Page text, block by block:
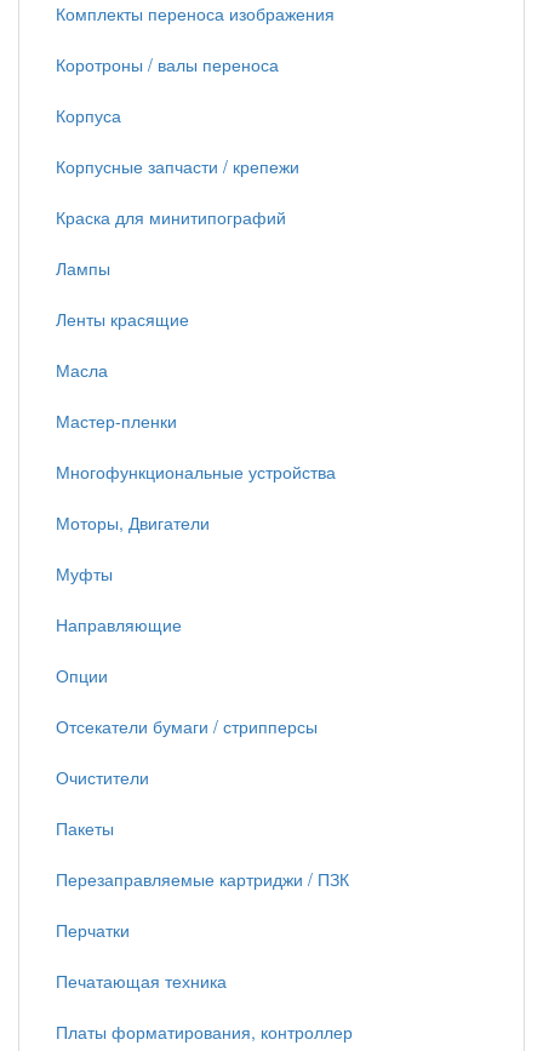
Комплекты переноса изображения
Коротроны / валы переноса
Корпуса
Корпусные запчасти / крепежи
Краска для минитипографий
Лампы
Ленты красящие
Масла
Мастер-пленки
Многофункциональные устройства
Моторы, Двигатели
Муфты
Направляющие
Опции
Отсекатели бумаги / стрипперсы
Очистители
Пакеты
Перезаправляемые картриджи / ПЗК
Перчатки
Печатающая техника
Платы форматирования, контроллер